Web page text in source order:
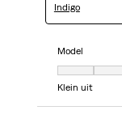
Indigo
Model
Model, 4 van
Klein uit